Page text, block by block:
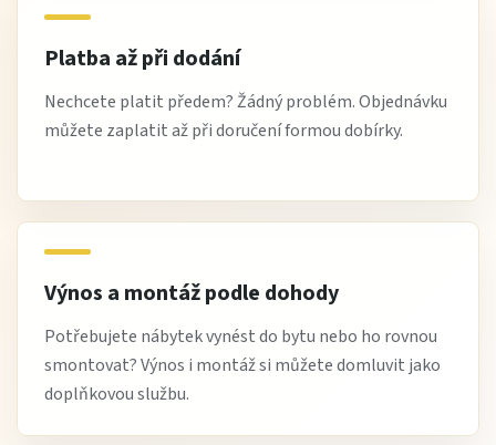
Platba až při dodání
Nechcete platit předem? Žádný problém. Objednávku
můžete zaplatit až při doručení formou dobírky.
Výnos a montáž podle dohody
Potřebujete nábytek vynést do bytu nebo ho rovnou
smontovat? Výnos i montáž si můžete domluvit jako
doplňkovou službu.